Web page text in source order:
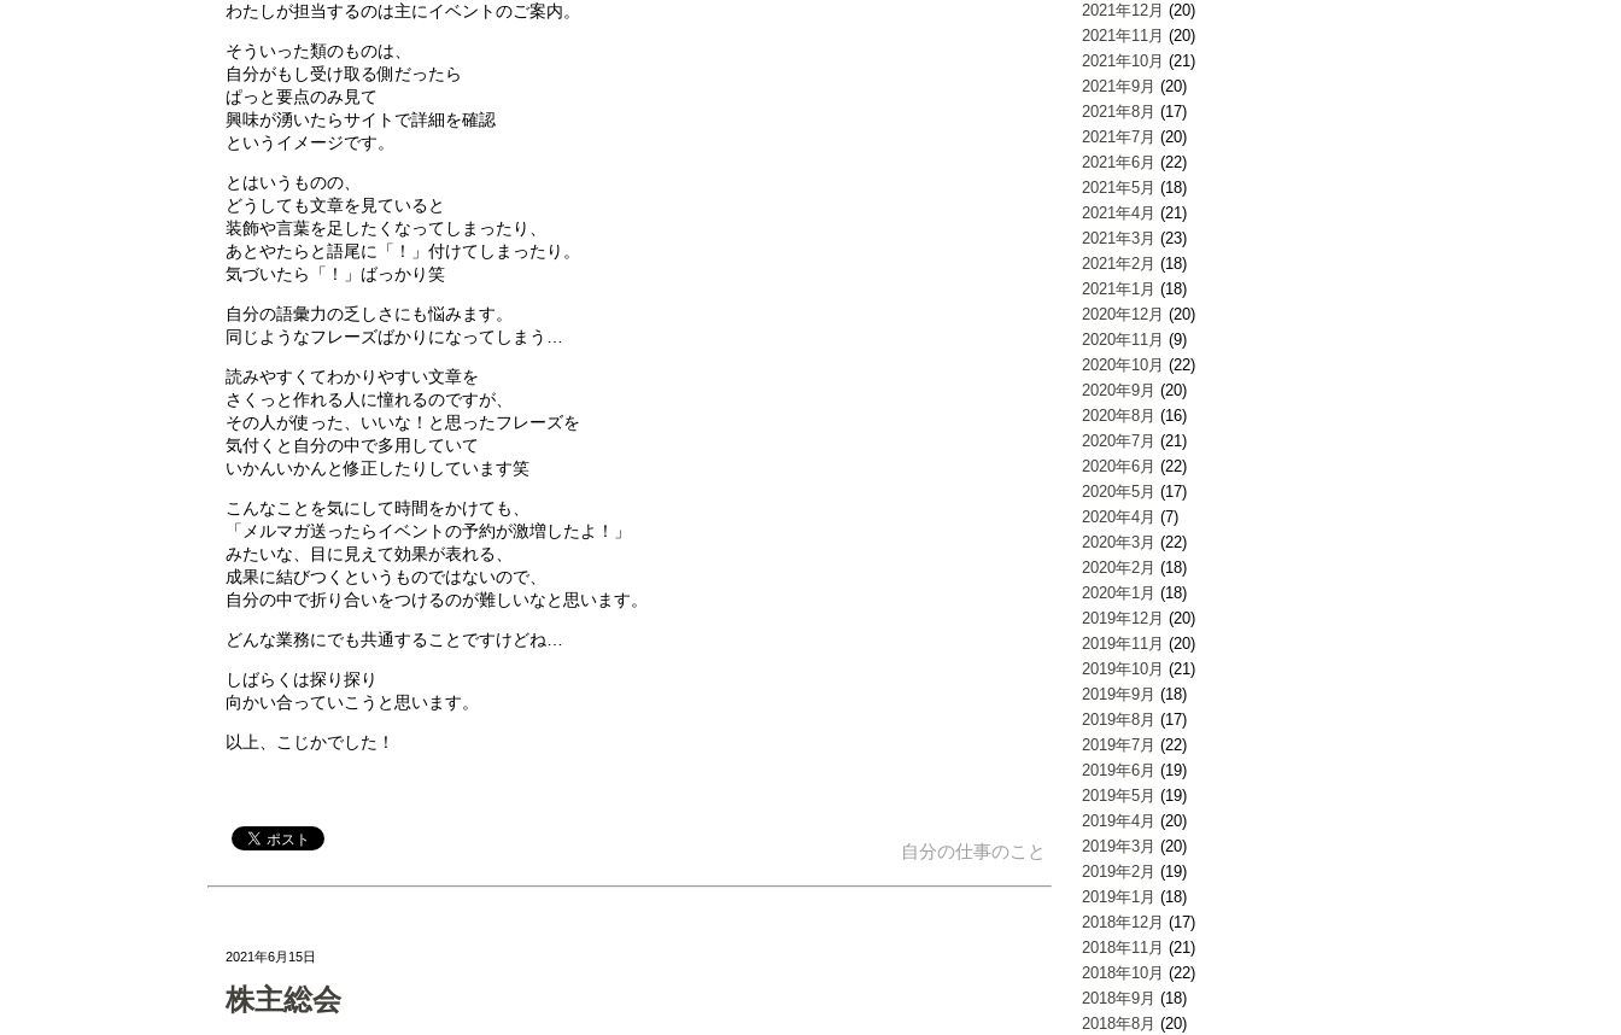
2021年12月 (20)
2021年11月 (20)
2021年10月 (21)
2021年9月 (20)
2021年8月 (17)
2021年7月 (20)
2021年6月 (22)
2021年5月 (18)
2021年4月 (21)
2021年3月 (23)
2021年2月 (18)
2021年1月 (18)
2020年12月 (20)
2020年11月 (9)
2020年10月 (22)
2020年9月 (20)
2020年8月 (16)
2020年7月 (21)
2020年6月 (22)
2020年5月 (17)
2020年4月 (7)
2020年3月 (22)
2020年2月 (18)
2020年1月 (18)
2019年12月 (20)
2019年11月 (20)
2019年10月 (21)
2019年9月 (18)
2019年8月 (17)
2019年7月 (22)
2019年6月 (19)
2019年5月 (19)
2019年4月 (20)
2019年3月 (20)
2019年2月 (19)
2019年1月 (18)
2018年12月 (17)
2018年11月 (21)
2018年10月 (22)
2018年9月 (18)
2018年8月 (20)
わたしが担当するのは主にイベントのご案内。
そういった類のものは、
自分がもし受け取る側だったら
ぱっと要点のみ見て
興味が湧いたらサイトで詳細を確認
というイメージです。
とはいうものの、
どうしても文章を見ていると
装飾や言葉を足したくなってしまったり、
あとやたらと語尾に「！」付けてしまったり。
気づいたら「！」ばっかり笑
自分の語彙力の乏しさにも悩みます。
同じようなフレーズばかりになってしまう…
読みやすくてわかりやすい文章を
さくっと作れる人に憧れるのですが、
その人が使った、いいな！と思ったフレーズを
気付くと自分の中で多用していて
いかんいかんと修正したりしています笑
こんなことを気にして時間をかけても、
「メルマガ送ったらイベントの予約が激増したよ！」
みたいな、目に見えて効果が表れる、
成果に結びつくというものではないので、
自分の中で折り合いをつけるのが難しいなと思います。
どんな業務にでも共通することですけどね…
しばらくは探り探り
向かい合っていこうと思います。
以上、こじかでした！
自分の仕事のこと
2021年6月15日
株主総会